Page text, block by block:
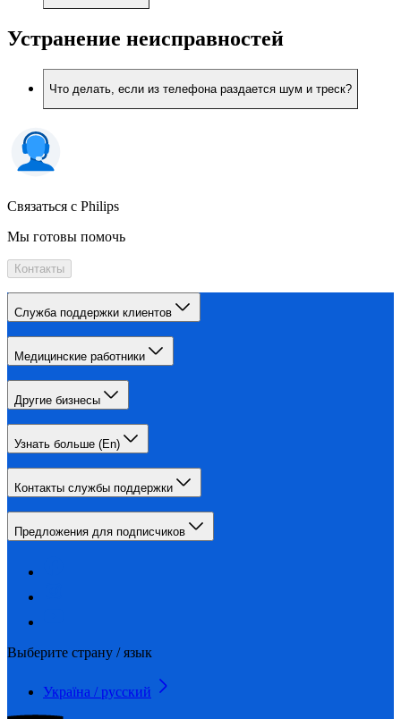
Устранение неисправностей
Что делать, если из телефона раздается шум и треск?
Связаться с Philips
Мы готовы помочь
Контакты
Служба поддержки клиентов
Медицинские работники
Другие бизнесы
Узнать больше (En)
Контакты службы поддержки
Предложения для подписчиков
Выберите страну / язык
Україна / русский